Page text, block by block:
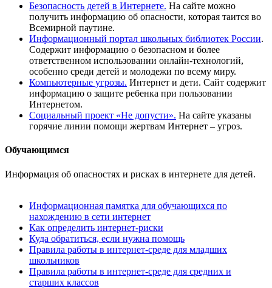
Безопасность детей в Интернете. На сайте можно
получить информацию об опасности, которая таится во
Всемирной паутине.
Информационный портал школьных библиотек России.
Содержит информацию о безопасном и более
ответственном использовании онлайн-технологий,
особенно среди детей и молодежи по всему миру.
Компьютерные угрозы. Интернет и дети. Сайт содержит
информацию о защите ребенка при пользовании
Интернетом.
Социальный проект «Не допусти». На сайте указаны
горячие линии помощи жертвам Интернет – угроз.
Обучающимся
Информация об опасностях и рисках в интернете для детей.
Информационная памятка для обучающихся по
нахождению в сети интернет
Как определить интернет-риски
Куда обратиться, если нужна помощь
Правила работы в интернет-среде для младших
школьников
Правила работы в интернет-среде для средних и
старших классов